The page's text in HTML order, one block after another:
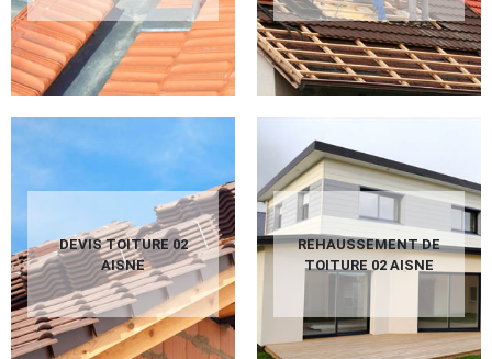
DEVIS TOITURE 02
AISNE
REHAUSSEMENT DE
TOITURE 02 AISNE